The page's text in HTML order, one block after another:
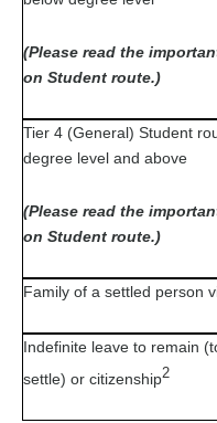
(Please read the
on Student route.)
Tier 4 (General) Student
degree level and above
(Please read the
on Student route.)
Family of a settled person
Indefinite leave to remain
settle) or citizenship2